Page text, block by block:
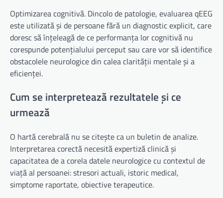
Optimizarea cognitivă. Dincolo de patologie, evaluarea qEEG
este utilizată și de persoane fără un diagnostic explicit, care
doresc să înțeleagă de ce performanța lor cognitivă nu
corespunde potențialului perceput sau care vor să identifice
obstacolele neurologice din calea clarității mentale și a
eficienței.
Cum se interpretează rezultatele și ce
urmează
O hartă cerebrală nu se citește ca un buletin de analize.
Interpretarea corectă necesită expertiză clinică și
capacitatea de a corela datele neurologice cu contextul de
viață al persoanei: stresori actuali, istoric medical,
simptome raportate, obiective terapeutice.